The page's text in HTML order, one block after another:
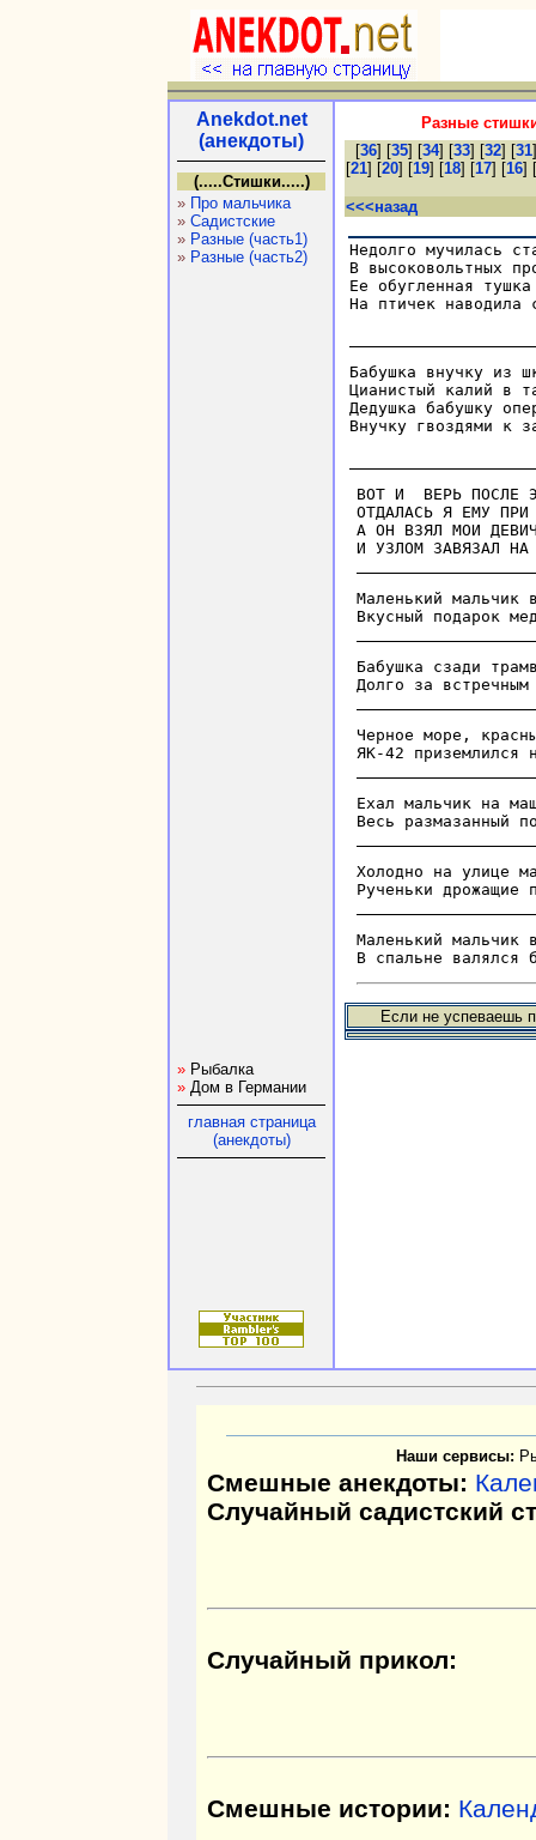
Anekdot.net
(анекдоты)
(.....Стишки.....)
» Про мальчика
» Садистские
» Разные (часть1)
» Разные (часть2)
» Рыбалка
» Дом в Германии
главная страница
(анекдоты)
Разные
[36] [35] [34] [33] [32] [31
[21] [20] [19] [18] [17] [16] [
<<<назад
Недолго мучилась
В высоковольтных
Ее обугленная тушка
На птичек наводила
Бабушка внучку из
Цианистый калий в
Дедушка бабушку
Внучку гвоздями к
ВОТ И  BEPЬ ПОСЛЕ
OTДAЛACЬ Я EMУ
A OH BЗЯЛ MOИ
Maлeнький
Бабушка сзади
Черное море,
Ехал мальчик на
Xoлoднo нa улицe
Маленький мальчик
Если не успеваешь
Наши сервисы:
Смешные анекдоты:
Случайный садистский
Случайный прикол:
Смешные истории: